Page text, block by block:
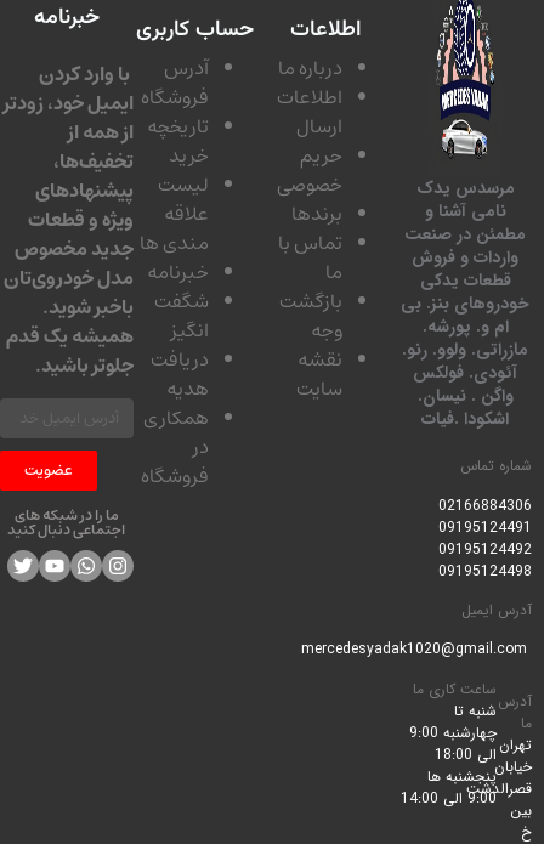
مرسدس یدک
نامی آشنا و
مطمئن در صنعت
واردات و فروش
قطعات یدکی
خودروهای بنز. بی
ام و. پورشه.
مازراتی. ولوو. رنو.
آئودی. فولکس
واگن . نیسان.
اشکودا .فیات
شماره تماس
02166884306
09195124491
09195124492
09195124498
آدرس ایمیل
آدرس
ما
تهران
خیابان
قصرالدشت
بین
خ
ساعت کاری ما
شنبه تا
چهارشنبه 9:00
الی 18:00
پنجشنبه ها
9:00 الی 14:00
اطلاعات
درباره ما
اطلاعات
ارسال
حریم
خصوصی
برندها
تماس با
ما
بازگشت
وجه
نقشه
سایت
حساب کاربری
آدرس
فروشگاه
تاریخچه
خرید
لیست
علاقه
مندی ها
خبرنامه
شگفت
انگیز
دریافت
هدیه
همکاری
در
فروشگاه
خبرنامه
با وارد کردن
ایمیل خود، زودتر
از همه از
تخفیف‌ها،
پیشنهادهای
ویژه و قطعات
جدید مخصوص
مدل خودروی‌تان
باخبر شوید.
همیشه یک قدم
جلوتر باشید.
عضویت
ما را در شبکه های
اجتماعی دنبال کنید